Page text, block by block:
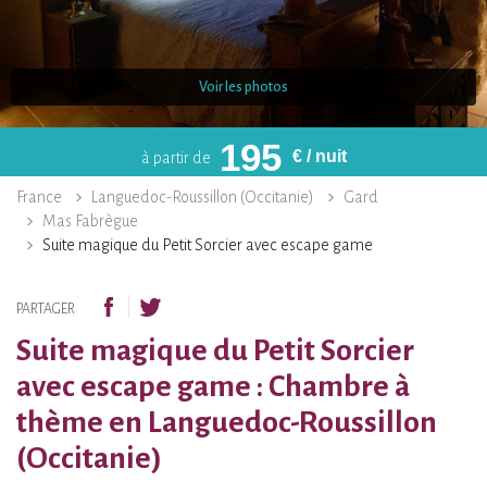
Voir les photos
à partir de 195 € / nuit
France Languedoc-Roussillon (Occitanie)
Gard
Mas Fabrègue
Suite magique du Petit Sorcier avec escape game
PARTAGER
Suite magique du Petit Sorcier
avec escape game : Chambre à
thème en Languedoc-Roussillon
(Occitanie)